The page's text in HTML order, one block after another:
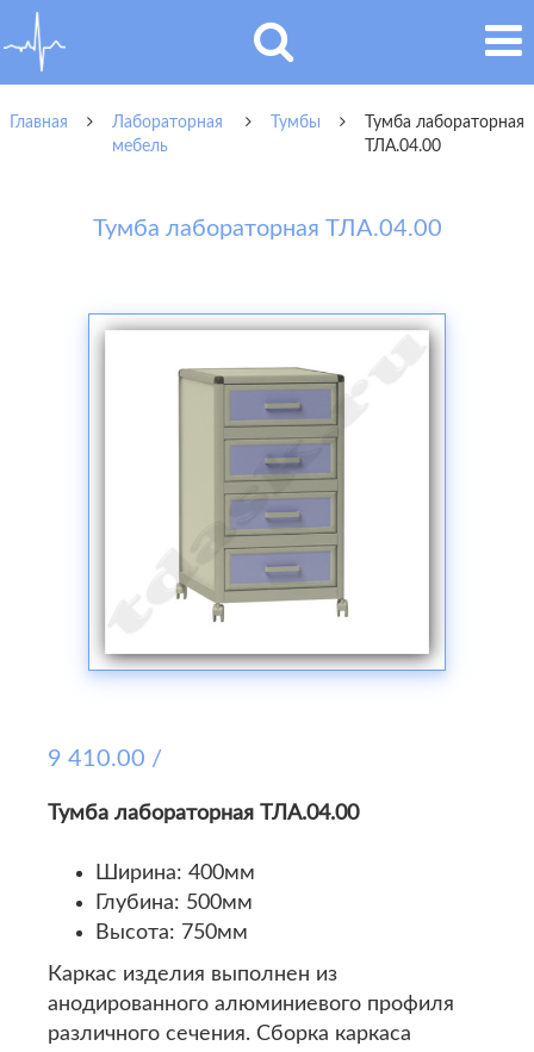
Главная
Лабораторная
мебель
Тумбы
Тумба лабораторная
ТЛА.04.00
Тумба лабораторная ТЛА.04.00
9 410.00 /
Тумба лабораторная ТЛА.04.00
Ширина: 400мм
Глубина: 500мм
Высота: 750мм
Каркас изделия выполнен из
анодированного алюминиевого профиля
различного сечения. Сборка каркаса